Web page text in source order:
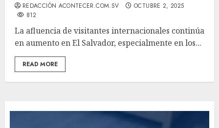
REDACCIÓN ACONTECER.COM.SV
OCTUBRE 2, 2025
812
La afluencia de visitantes internacionales continúa
en aumento en El Salvador, especialmente en los...
READ MORE